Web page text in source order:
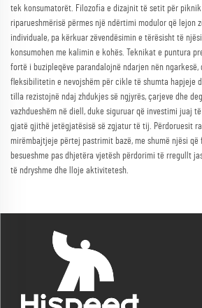
tek konsumatorët. Filozofia e dizajnit të setit për
riparueshmërisë përmes një ndërtimi modulor që lejon
individuale, pa kërkuar zëvendësimin e tërësisht të
konsumohen me kalimin e kohës. Teknikat e puntura
fortë i buzipleqëve parandalojnë ndarjen nën ngarkesë,
fleksibilitetin e nevojshëm për cikle të shumta hapjeje
tilla rezistojnë ndaj zhdukjes së ngjyrës, çarjeve dhe
vazhdueshëm në diell, duke siguruar që investimi juaj
gjatë gjithë jetëgjatësisë së zgjatur të tij. Përdoruesit
mirëmbajtjeje përtej pastrimit bazë, me shumë njësi që
besueshme pas dhjetëra vjetësh përdorimi të rregullt
të ndryshme dhe lloje aktivitetesh.